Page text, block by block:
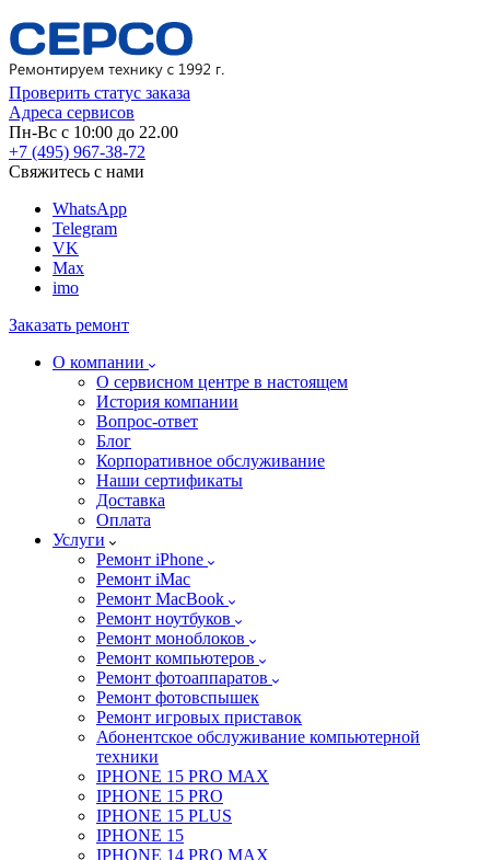
Проверить статус заказа
Адреса сервисов
Пн-Вс с 10:00 до 22.00
+7 (495) 967-38-72
Свяжитесь с нами
WhatsApp
Telegram
VK
Max
imo
Заказать ремонт
О компании
О сервисном центре в настоящем
История компании
Вопрос-ответ
Блог
Корпоративное обслуживание
Наши сертификаты
Доставка
Оплата
Услуги
Ремонт iPhone
Ремонт iMac
Ремонт MacBook
Ремонт ноутбуков
Ремонт моноблоков
Ремонт компьютеров
Ремонт фотоаппаратов
Ремонт фотовспышек
Ремонт игровых приставок
Абонентское обслуживание компьютерной
техники
IPHONE 15 PRO MAX
IPHONE 15 PRO
IPHONE 15 PLUS
IPHONE 15
IPHONE 14 PRO MAX